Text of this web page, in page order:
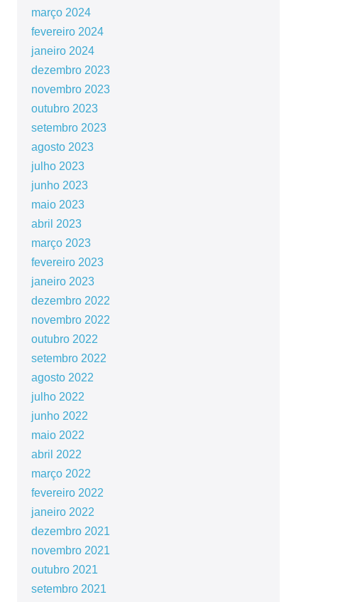
março 2024
fevereiro 2024
janeiro 2024
dezembro 2023
novembro 2023
outubro 2023
setembro 2023
agosto 2023
julho 2023
junho 2023
maio 2023
abril 2023
março 2023
fevereiro 2023
janeiro 2023
dezembro 2022
novembro 2022
outubro 2022
setembro 2022
agosto 2022
julho 2022
junho 2022
maio 2022
abril 2022
março 2022
fevereiro 2022
janeiro 2022
dezembro 2021
novembro 2021
outubro 2021
setembro 2021